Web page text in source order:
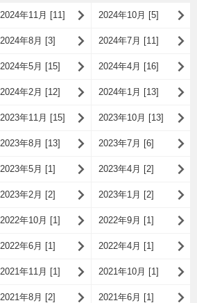
2024年11月 [11] 2024年10月 [5]
2024年8月 [3] 2024年7月 [11]
2024年5月 [15] 2024年4月 [16]
2024年2月 [12] 2024年1月 [13]
2023年11月 [15] 2023年10月 [13]
2023年8月 [13] 2023年7月 [6]
2023年5月 [1] 2023年4月 [2]
2023年2月 [2] 2023年1月 [2]
2022年10月 [1] 2022年9月 [1]
2022年6月 [1] 2022年4月 [1]
2021年11月 [1] 2021年10月 [1]
2021年8月 [2] 2021年6月 [1]